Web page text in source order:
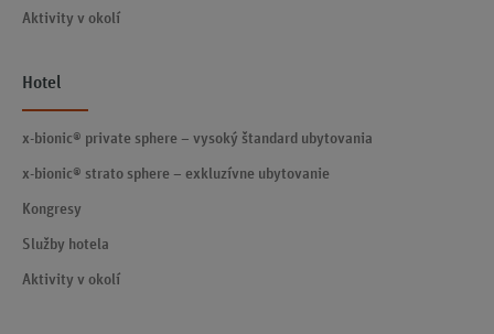
Aktivity v okolí
Hotel
x-bionic® private sphere – vysoký štandard ubytovania
x-bionic® strato sphere – exkluzívne ubytovanie
Kongresy
Služby hotela
Aktivity v okolí